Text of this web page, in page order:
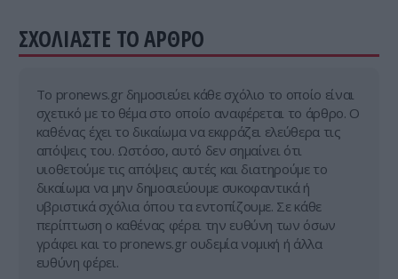
ΣΧΟΛΙΑΣΤΕ ΤΟ ΑΡΘΡΟ
Tο pronews.gr δημοσιεύει κάθε σχόλιο το οποίο είναι
σχετικό με το θέμα στο οποίο αναφέρεται το άρθρο. Ο
καθένας έχει το δικαίωμα να εκφράζει ελεύθερα τις
απόψεις του. Ωστόσο, αυτό δεν σημαίνει ότι
υιοθετούμε τις απόψεις αυτές και διατηρούμε το
δικαίωμα να μην δημοσιεύουμε συκοφαντικά ή
υβριστικά σχόλια όπου τα εντοπίζουμε. Σε κάθε
περίπτωση ο καθένας φέρει την ευθύνη των όσων
γράφει και το pronews.gr ουδεμία νομική ή άλλα
ευθύνη φέρει.